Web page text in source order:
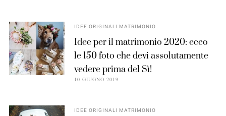
IDEE ORIGINALI MATRIMONIO
Idee per il matrimonio 2020: ecco
le 150 foto che devi assolutamente
vedere prima del Sì!
10 GIUGNO 2019
IDEE ORIGINALI MATRIMONIO